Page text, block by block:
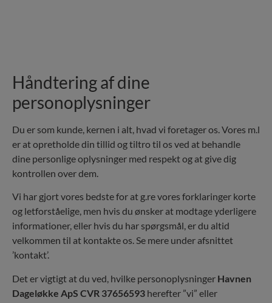
Håndtering af dine
personoplysninger
Du er som kunde, kernen i alt, hvad vi foretager os. Vores m.l
er at opretholde din tillid og tiltro til os ved at behandle
dine personlige oplysninger med respekt og at give dig
kontrollen over dem.
Vi har gjort vores bedste for at g.re vores forklaringer korte
og letforståelige, men hvis du ønsker at modtage yderligere
informationer, eller hvis du har spørgsmål, er du altid
velkommen til at kontakte os. Se mere under afsnittet
’kontakt’.
Det er vigtigt at du ved, hvilke personoplysninger Havnen
Dageløkke ApS CVR 37656593 herefter ”vi” eller